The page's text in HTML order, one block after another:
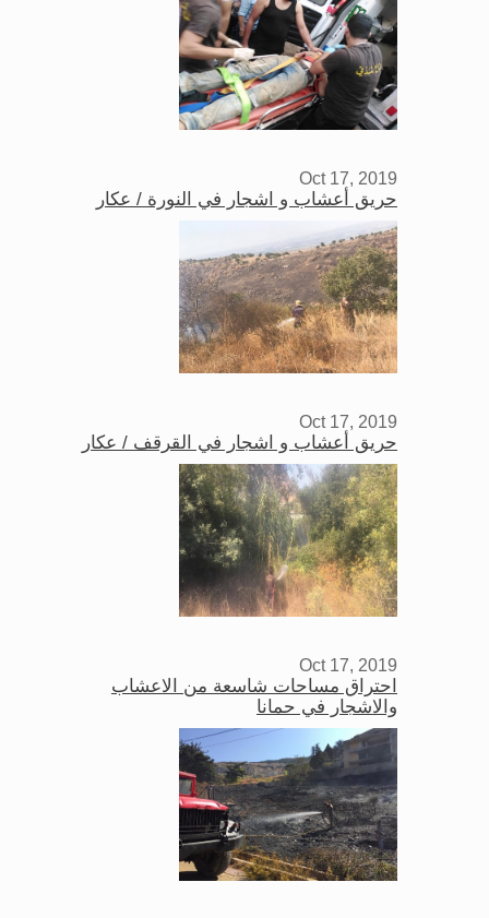
Oct 17, 2019
حريق أعشاب و اشجار في النورة / عكار
Oct 17, 2019
حريق أعشاب و اشجار في القرقف / عكار
Oct 17, 2019
احتراق مساحات شاسعة من الاعشاب
والاشجار في حمانا